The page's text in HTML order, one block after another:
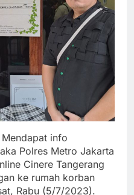
info
Polres Metro Jakarta
Cinere Tangerang
ke rumah korban
Rabu (5/7/2023).